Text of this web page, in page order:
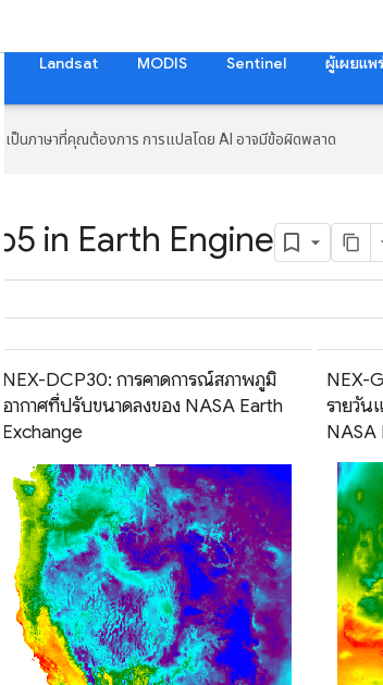
Landsat MODIS Sentinel ผู้เผยแพ
าเป็นภาษาที่คุณต้องการ การแปลโดย AI อาจมีข้อผิดพลาด
in Earth Engine
NEX-DCP30: การคาดการณ์สภาพภูมิ
อากาศที่ปรับขนาดลงของ NASA Earth
Exchange
NEX-
รายวัน
NASA